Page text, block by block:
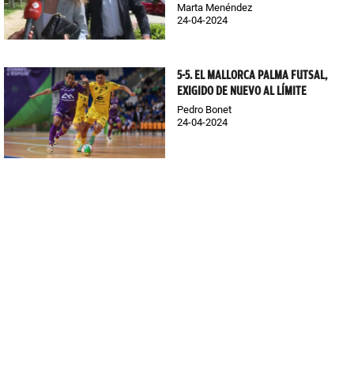
Marta Menéndez
24-04-2024
5-5. EL MALLORCA PALMA FUTSAL,
EXIGIDO DE NUEVO AL LÍMITE
Pedro Bonet
24-04-2024